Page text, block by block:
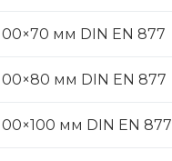
мм DIN EN 877
мм DIN EN 877
мм DIN EN 877